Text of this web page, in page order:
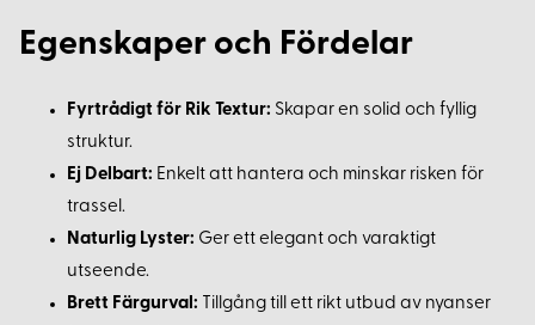
Egenskaper och Fördelar
Fyrtrådigt för Rik Textur: Skapar en solid och fyllig
struktur.
Ej Delbart: Enkelt att hantera och minskar risken för
trassel.
Naturlig Lyster: Ger ett elegant och varaktigt
utseende.
Brett Färgurval: Tillgång till ett rikt utbud av nyanser